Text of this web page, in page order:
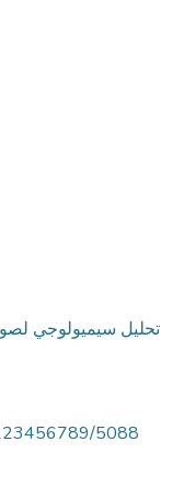
تحليل سيميولوجي
5088